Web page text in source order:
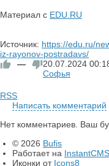
Материал с EDU.RU
Источник: https://edu.ru/
iz-rayonov-postradavs/
—
20.07.2024
Софья
RSS
Написать комментарий
Нет комментариев. Ваш
© 2026 Bufis
Работает на InstantCMS
Иконки от Icons8